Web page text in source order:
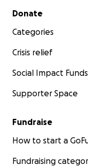
Secondary menu
Donate
Categories
Crisis relief
Social Impact Funds
Supporter Space
Fundraise
How to start a
Fundraising